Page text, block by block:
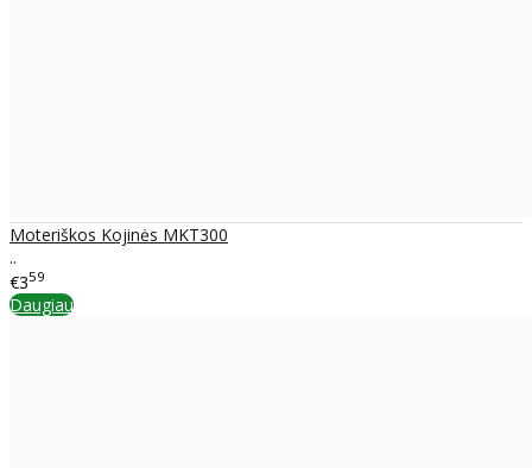
Moteriškos Kojinės MKT300
..
€359
Daugiau